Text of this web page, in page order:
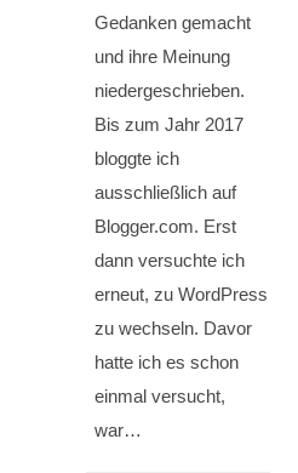
Gedanken gemacht
und ihre Meinung
niedergeschrieben.
Bis zum Jahr 2017
bloggte ich
ausschließlich auf
Blogger.com. Erst
dann versuchte ich
erneut, zu WordPress
zu wechseln. Davor
hatte ich es schon
einmal versucht,
war…